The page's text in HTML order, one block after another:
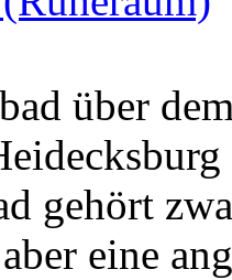
über
gehört
eine